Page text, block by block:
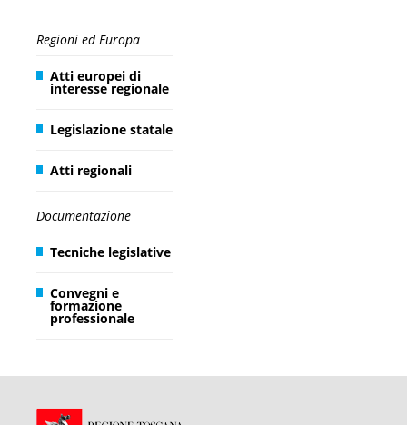
Regioni ed Europa
Atti europei di
interesse regionale
Legislazione statale
Atti regionali
Documentazione
Tecniche legislative
Convegni e
formazione
professionale